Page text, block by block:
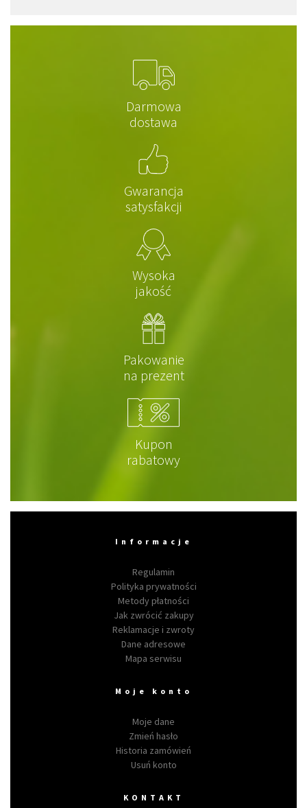
Darmowa
dostawa
Gwarancja
satysfakcji
Wysoka
jakość
Pakowanie
na prezent
Kupon
rabatowy
Informacje
Regulamin
Polityka prywatności
Metody płatności
Jak zwrócić zakupy
Reklamacje i zwroty
Dane adresowe
Mapa serwisu
Moje konto
Moje dane
Zmień hasło
Historia zamówień
Usuń konto
KONTAKT